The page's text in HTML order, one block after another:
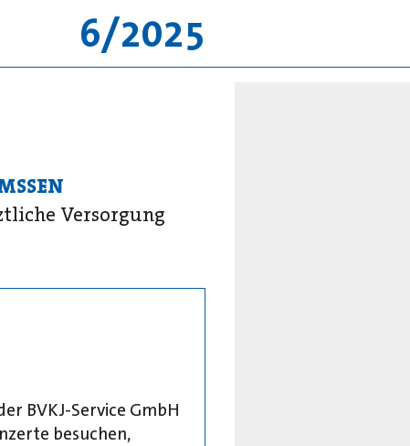
6/2025
Versorgung
BVKJ-Service GmbH
besuchen,